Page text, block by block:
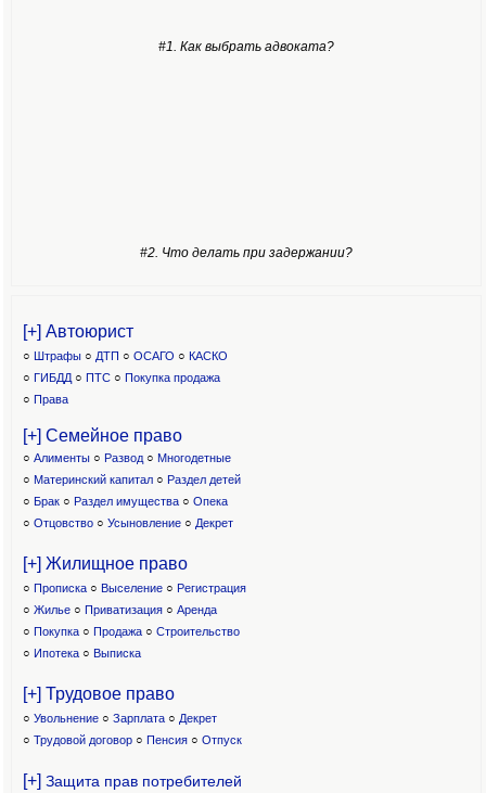
#1. Как выбрать адвоката?
#2. Что делать при задержании?
[+] Автоюрист
○ Штрафы ○ ДТП ○ ОСАГО ○ КАСКО
○ ГИБДД ○ ПТС ○ Покупка продажа
○ Права
[+] Семейное право
○ Алименты ○ Развод ○ Многодетные
○ Материнский капитал○ Раздел детей
○ Брак ○ Раздел имущества ○ Опека
○ Отцовство○ Усыновление ○ Декрет
[+] Жилищное право
○ Прописка ○ Выселение ○ Регистрация
○ Жилье ○ Приватизация ○ Аренда
○ Покупка ○ Продажа ○ Строительство
○ Ипотека ○ Выписка
[+] Трудовое право
○ Увольнение ○ Зарплата ○ Декрет
○ Трудовой договор ○ Пенсия ○ Отпуск
[+] Защита прав потребителей